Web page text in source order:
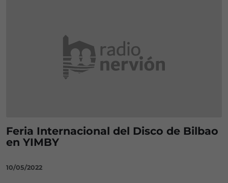
Feria Internacional del Disco de Bilbao
en YIMBY
10/05/2022